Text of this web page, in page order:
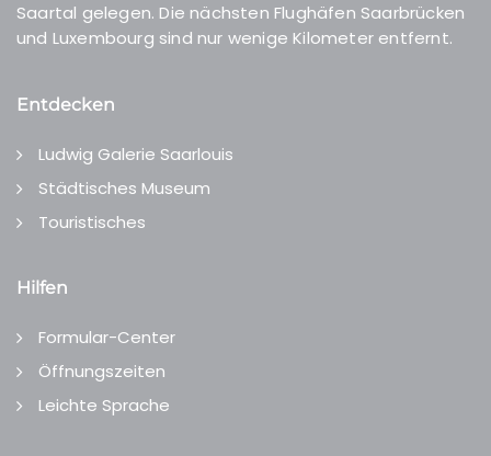
Saartal gelegen. Die nächsten Flughäfen Saarbrücken
und Luxembourg sind nur wenige Kilometer entfernt.
Entdecken
Ludwig Galerie Saarlouis
Städtisches Museum
Touristisches
Hilfen
Formular-Center
Öffnungszeiten
Leichte Sprache